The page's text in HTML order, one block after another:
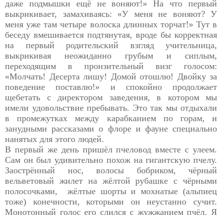
даже подмышки ещё не воняют!» На что первый
выкрикивает, замахиваясь: «У меня не воняют? У
меня уже там четыре волоска длинных торчат!» Тут в
беседу вмешивается подтянутая, вроде бы корректная
на первый родительский взгляд учительница,
выкрикивая неожиданно грубым и сиплым,
переходящим в пронзительный визг голосом:
«Молчать! Десерта лишу! Домой отошлю! Двойку за
поведение поставлю!» и спокойно продолжает
щебетать с директором заведения, в котором мы
имели удовольствие пребывать. Это так мы отдыхали
в промежутках между карабканием по горам, и
занудными рассказами о флоре и фауне специально
нанятых для этого людей.
В первый же день пришёл пчеловод вместе с улеем.
Сам он был удивительно похож на гигантскую пчелу.
Заострённый нос, волосы бобриком, чёрный
вельветовый жилет на жёлтой рубашке с чёрными
полосочками,
жёлтые шорты и мохнатые (альпиец
тоже) конечности, которыми он неустанно сучит.
Монотонный голос его слился с жужжанием пчёл. Я